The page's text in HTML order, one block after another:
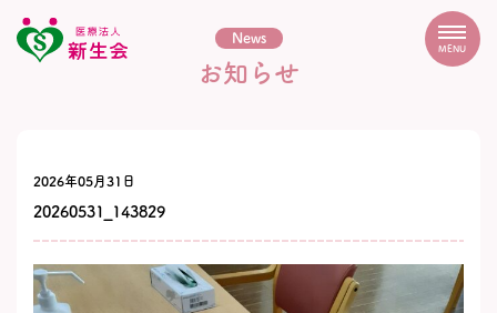
MENU
News
お知らせ
2026年05月31日
20260531_143829